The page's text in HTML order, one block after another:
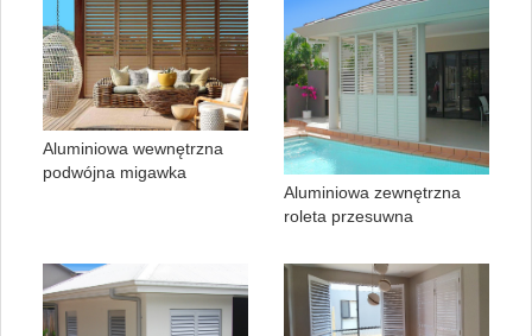
Aluminiowa wewnętrzna
podwójna migawka
Aluminiowa zewnętrzna
roleta przesuwna